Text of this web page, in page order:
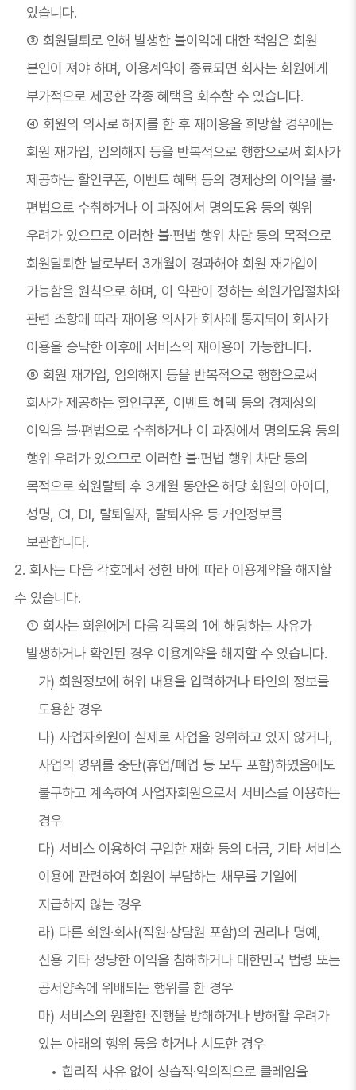
있습니다.
③ 회원탈퇴로 인해 발생한 불이익에 대한 책임은 회원
본인이 져야 하며, 이용계약이 종료되면 회사는 회원에게
부가적으로 제공한 각종 혜택을 회수할 수 있습니다.
④ 회원의 의사로 해지를 한 후 재이용을 희망할 경우에는
회원 재가입, 임의해지 등을 반복적으로 행함으로써 회사가
제공하는 할인쿠폰, 이벤트 혜택 등의 경제상의 이익을 불·
편법으로 수취하거나 이 과정에서 명의도용 등의 행위
우려가 있으므로 이러한 불·편법 행위 차단 등의 목적으로
회원탈퇴한 날로부터 3개월이 경과해야 회원 재가입이
가능함을 원칙으로 하며, 이 약관이 정하는 회원가입절차와
관련 조항에 따라 재이용 의사가 회사에 통지되어 회사가
이용을 승낙한 이후에 서비스의 재이용이 가능합니다.
⑤ 회원 재가입, 임의해지 등을 반복적으로 행함으로써
회사가 제공하는 할인쿠폰, 이벤트 혜택 등의 경제상의
이익을 불·편법으로 수취하거나 이 과정에서 명의도용 등의
행위 우려가 있으므로 이러한 불·편법 행위 차단 등의
목적으로 회원탈퇴 후 3개월 동안은 해당 회원의 아이디,
성명, CI, DI, 탈퇴일자, 탈퇴사유 등 개인정보를
보관합니다.
2. 회사는 다음 각호에서 정한 바에 따라 이용계약을 해지할
수 있습니다.
① 회사는 회원에게 다음 각목의 1에 해당하는 사유가
발생하거나 확인된 경우 이용계약을 해지할 수 있습니다.
가) 회원정보에 허위 내용을 입력하거나 타인의 정보를
도용한 경우
나) 사업자회원이 실제로 사업을 영위하고 있지 않거나,
사업의 영위를 중단(휴업/폐업 등 모두 포함)하였음에도
불구하고 계속하여 사업자회원으로서 서비스를 이용하는
경우
다) 서비스 이용하여 구입한 재화 등의 대금, 기타 서비스
이용에 관련하여 회원이 부담하는 채무를 기일에
지급하지 않는 경우
라) 다른 회원·회사(직원·상담원 포함)의 권리나 명예,
신용 기타 정당한 이익을 침해하거나 대한민국 법령 또는
공서양속에 위배되는 행위를 한 경우
마) 서비스의 원활한 진행을 방해하거나 방해할 우려가
있는 아래의 행위 등을 하거나 시도한 경우
• 합리적 사유 없이 상습적·악의적으로 클레임을